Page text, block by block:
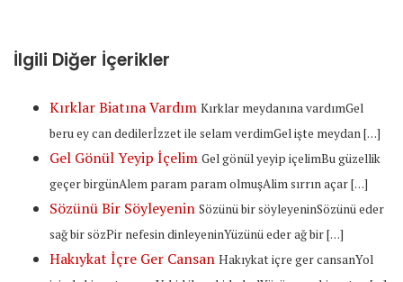
İlgili Diğer İçerikler
Kırklar Biatına Vardım Kırklar meydanına vardımGel
beru ey can dedilerİzzet ile selam verdimGel işte meydan […]
Gel Gönül Yeyip İçelim Gel gönül yeyip içelimBu güzellik
geçer birgünAlem param param olmuşAlim sırrın açar […]
Sözünü Bir Söyleyenin Sözünü bir söyleyeninSözünü eder
sağ bir sözPir nefesin dinleyeninYüzünü eder ağ bir […]
Hakıykat İçre Ger Cansan Hakıykat içre ger cansanYol